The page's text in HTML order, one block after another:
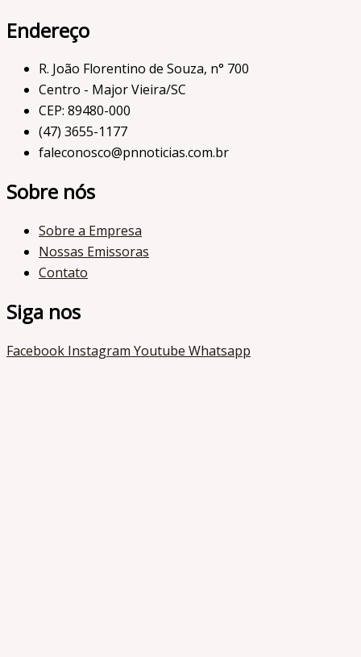
Endereço
R. João Florentino de Souza, n° 700
Centro - Major Vieira/SC
CEP: 89480-000
(47) 3655-1177
faleconosco@pnnoticias.com.br
Sobre nós
Sobre a Empresa
Nossas Emissoras
Contato
Siga nos
Facebook Instagram Youtube Whatsapp